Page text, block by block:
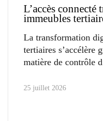
L’accès connecté
immeubles
La transformation
tertiaires s’accélère
matière de contrôle
25 juillet 2026